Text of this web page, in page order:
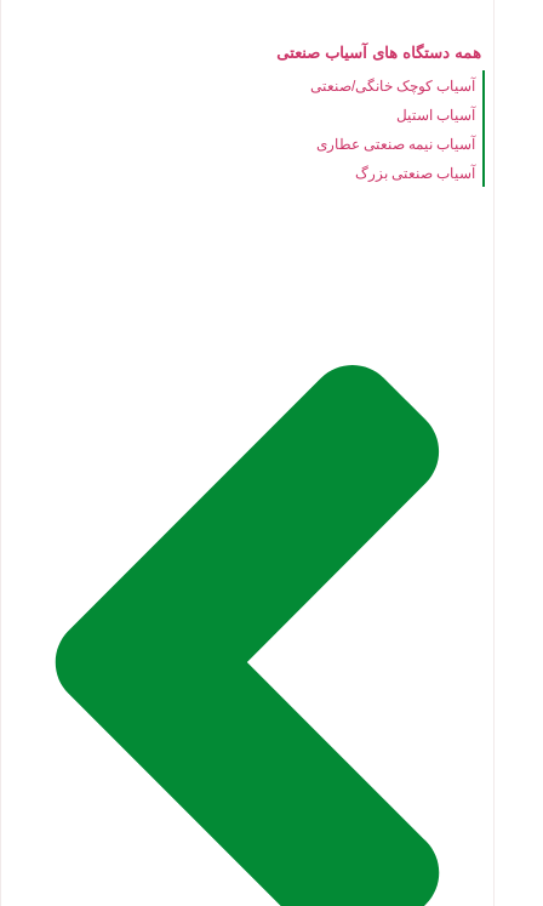
همه دستگاه های آسیاب صنعتی
آسیاب کوچک خانگی/صنعتی
آسیاب استیل
آسیاب نیمه صنعتی عطاری
آسیاب صنعتی بزرگ